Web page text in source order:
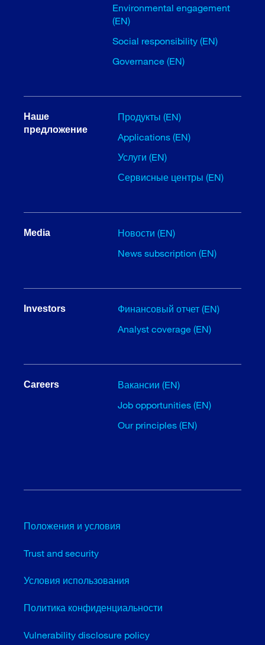
Environmental engagement
(EN)
Social responsibility (EN)
Governance (EN)
Наше
предложение
Продукты (EN)
Applications (EN)
Услуги (EN)
Сервисные центры (EN)
Media
Новости (EN)
News subscription (EN)
Investors
Финансовый отчет (EN)
Analyst coverage (EN)
Careers
Вакансии (EN)
Job opportunities (EN)
Our principles (EN)
Положения и условия
Trust and security
Условия использования
Политика конфиденциальности
Vulnerability disclosure policy